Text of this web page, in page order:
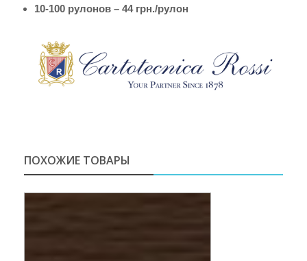
10-100 рулонов – 44 грн./рулон
ПОХОЖИЕ ТОВАРЫ